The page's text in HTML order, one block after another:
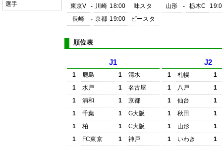
選手
東京V
- 川崎 18:00
味スタ
長崎
- 京都 19:00 ピースタ
山形
- 栃木C
順位表
J1
1 鹿島 1
清水
1
水戸 1
名古屋
1
浦和 1
京都
1
千葉 1
G大阪
1
柏 1
C大阪
1
FC東京 1
神戸
J2
1 札幌
1
1
八戸
1
1
仙台
1
1
秋田
1
1
山形
1
1
いわき
1